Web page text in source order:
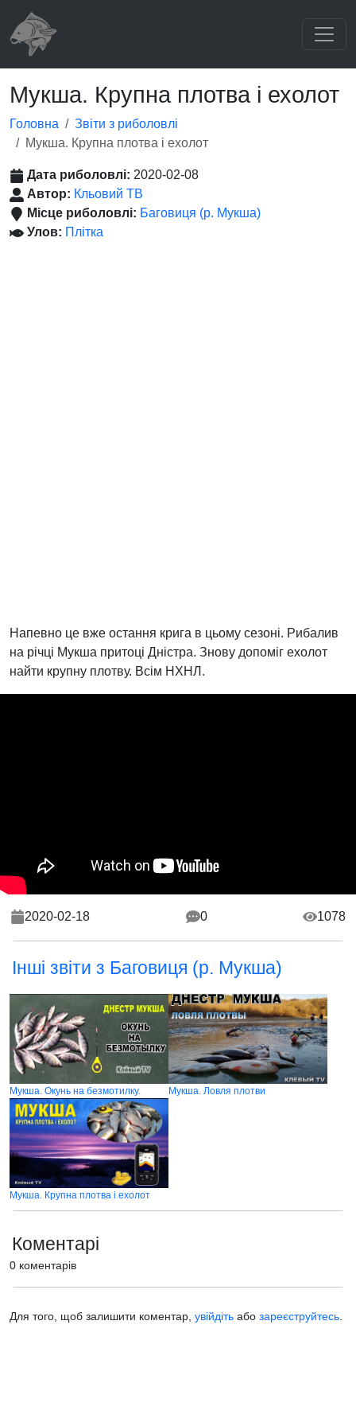
Мукша. Крупна плотва i ехолот
Головна
Звіти з риболовлі
Мукша. Крупна плотва i ехолот
Дата риболовлі: 2020-02-08
Автор: Кльовий ТВ
Місце риболовлі: Баговиця (р. Мукша)
Улов: Плітка
Напевно це вже остання крига в цьому сезоні. Рибалив
на річці Мукша притоці Дністра. Знову допоміг ехолот
найти крупну плотву. Всім НХНЛ.
2020-02-18 0 1078
Інші звіти з Баговиця (р. Мукша)
Мукша. Окунь на безмотилку. Мукша. Ловля плотви
Мукша. Крупна плотва i ехолот
Коментарі
0 коментарів
Для того, щоб залишити коментар, увійдіть або зареєструйтесь